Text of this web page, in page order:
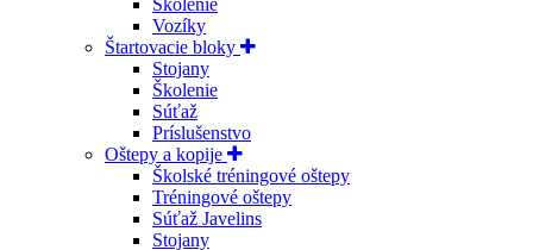
Vozíky
Štartovacie bloky
Stojany
Školenie
Súťaž
Príslušenstvo
Oštepy a kopije
Školské tréningové oštepy
Tréningové oštepy
Súťaž Javelins
Stojany